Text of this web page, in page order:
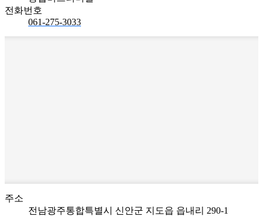
전화번호
061-275-3033
주소
전남광주통합특별시 신안군 지도읍 읍내리 290-1